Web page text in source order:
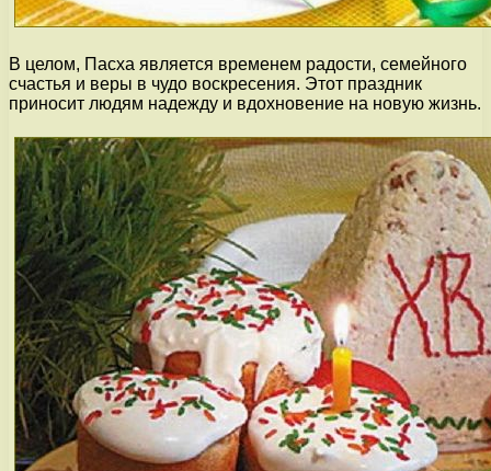
В целом, Пасха является временем радости, семейного
счастья и веры в чудо воскресения. Этот праздник
приносит людям надежду и вдохновение на новую жизнь.